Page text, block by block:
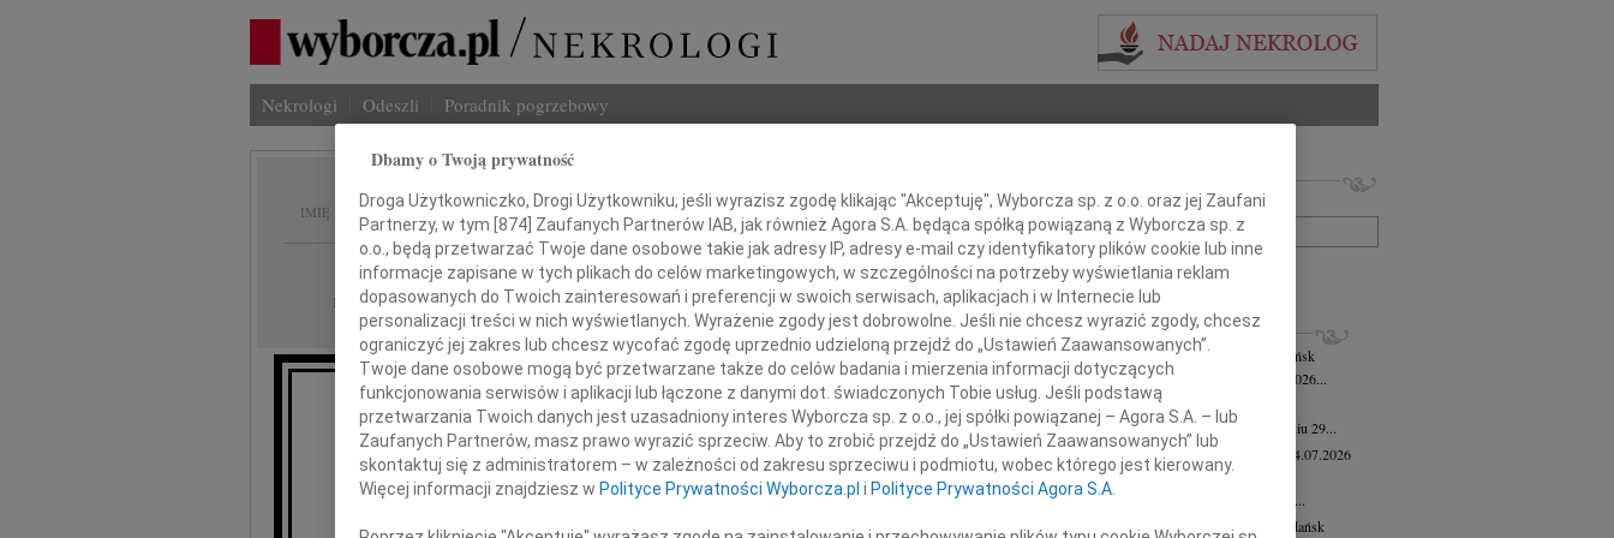
Nekrologi Odeszli Poradnik pogrzebowy
IMIĘ I NAZWISKO: Maria Gontarska
REGION: Gdańsk
DATA EMISJI: 02.07.2010
Z głębokim żalem zawiadamiamy,
że 29 czerwca 2010 roku zmarła
nasza ukochana Mama, Teściowa, Babcia, Prababcia
Imię i nazwisko lub numer ogłoszenia:
+ szukanie zaawansowane
INNE NEKROLOGI
Lubomira Bożyk wiek: 102 04.08.2026
Gdańsk
Z żalem zawiadamiamy, że w dniu 25 lipca 2026...
Henryk Klocek 28.07.2026
Z wielkim smutkiem zawiadamiamy, że w dniu 29...
Jadwiga Semmerling-Owczarska
24.07.2026
Gdańsk
Z głębokim żalem zawiadamiamy, że dnia 20...
Andrzej Krupowicz wiek: 87 16.07.2026
Gdańsk
Dbamy o Twoją prywatność
Droga Użytkowniczko, Drogi Użytkowniku, jeśli wyrazisz zgodę klikając "Akceptuję", Wyborcza sp. z o.o. oraz jej Zaufani
Partnerzy, w tym [874] Zaufanych Partnerów IAB, jak również Agora S.A. będąca spółką powiązaną z Wyborcza sp. z
o.o., będą przetwarzać Twoje dane osobowe takie jak adresy IP, adresy e-mail czy identyfikatory plików cookie lub inne
informacje zapisane w tych plikach do celów marketingowych, w szczególności na potrzeby wyświetlania reklam
dopasowanych do Twoich zainteresowań i preferencji w swoich serwisach, aplikacjach i w Internecie lub
personalizacji treści w nich wyświetlanych. Wyrażenie zgody jest dobrowolne. Jeśli nie chcesz wyrazić zgody, chcesz
ograniczyć jej zakres lub chcesz wycofać zgodę uprzednio udzieloną przejdź do „Ustawień Zaawansowanych”.
Twoje dane osobowe mogą być przetwarzane także do celów badania i mierzenia informacji dotyczących
funkcjonowania serwisów i aplikacji lub łączone z danymi dot. świadczonych Tobie usług. Jeśli podstawą
przetwarzania Twoich danych jest uzasadniony interes Wyborcza sp. z o.o., jej spółki powiązanej – Agora S.A. – lub
Zaufanych Partnerów, masz prawo wyrazić sprzeciw. Aby to zrobić przejdź do „Ustawień Zaawansowanych” lub
skontaktuj się z administratorem – w zależności od zakresu sprzeciwu i podmiotu, wobec którego jest kierowany.
Więcej informacji znajdziesz w Polityce Prywatności Wyborcza.pl i Polityce Prywatności Agora S.A.